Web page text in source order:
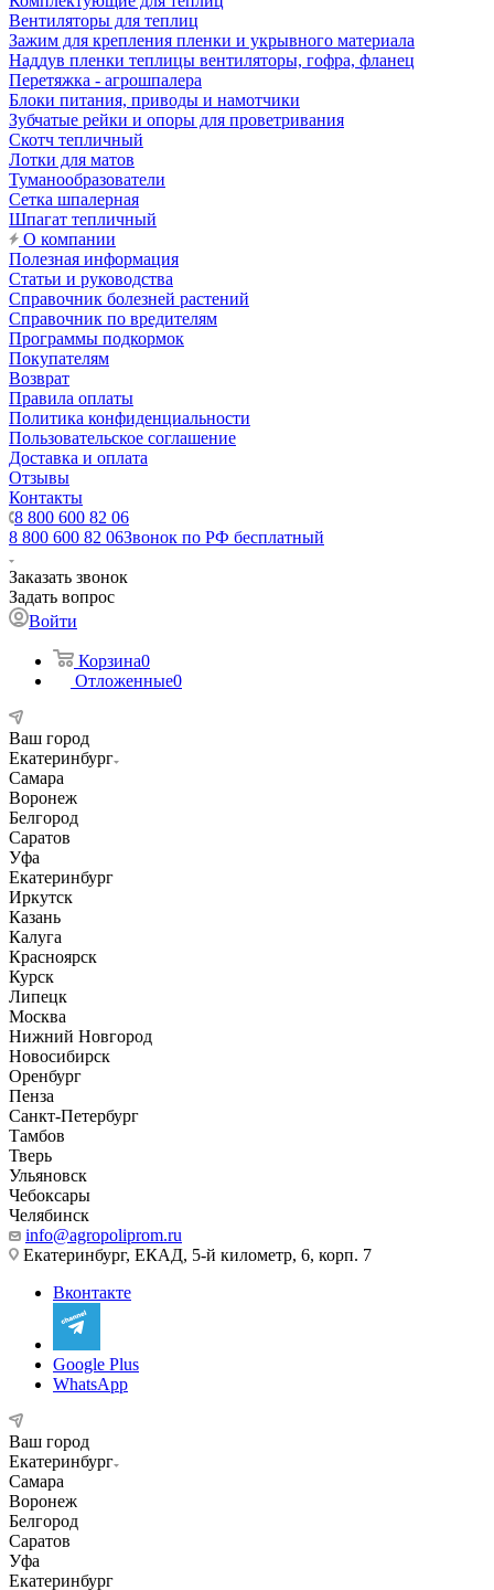
Вентиляторы для теплиц
Зажим для крепления пленки и укрывного материала
Наддув пленки теплицы вентиляторы, гофра, фланец
Перетяжка - агрошпалера
Блоки питания, приводы и намотчики
Зубчатые рейки и опоры для проветривания
Скотч тепличный
Лотки для матов
Туманообразователи
Сетка шпалерная
Шпагат тепличный
О компании
Полезная информация
Статьи и руководства
Справочник болезней растений
Справочник по вредителям
Программы подкормок
Покупателям
Возврат
Правила оплаты
Политика конфиденциальности
Пользовательское соглашение
Доставка и оплата
Отзывы
Контакты
8 800 600 82 06
8 800 600 82 06Звонок по РФ бесплатный
Заказать звонок
Задать вопрос
Войти
Корзина0
Отложенные0
Ваш город
Екатеринбург
Самара
Воронеж
Белгород
Саратов
Уфа
Екатеринбург
Иркутск
Казань
Калуга
Красноярск
Курск
Липецк
Москва
Нижний Новгород
Новосибирск
Оренбург
Пенза
Санкт-Петербург
Тамбов
Тверь
Ульяновск
Чебоксары
Челябинск
info@agropoliprom.ru
Екатеринбург, ЕКАД, 5-й километр, 6, корп. 7
Вконтакте
Google Plus
WhatsApp
Ваш город
Екатеринбург
Самара
Воронеж
Белгород
Саратов
Уфа
Екатеринбург